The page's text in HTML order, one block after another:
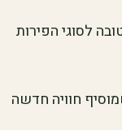
לסוגי הפירות
חוויה חדשה